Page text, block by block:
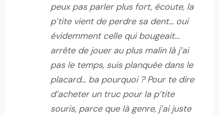
peux pas parler plus fort, écoute, la
p’tite vient de perdre sa dent… oui
évidemment celle qui bougeait…
arrête de jouer au plus malin là j’ai
pas le temps, suis planquée dans le
placard… ba pourquoi ? Pour te dire
d’acheter un truc pour la p’tite
souris, parce que là genre, j’ai juste